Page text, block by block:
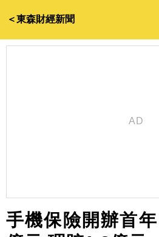
＜東森財經新聞
手機保險開辦首